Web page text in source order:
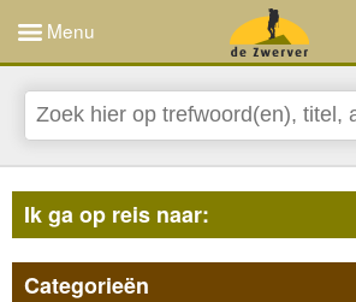
Menu
Ik ga op reis naar:
Categorieën